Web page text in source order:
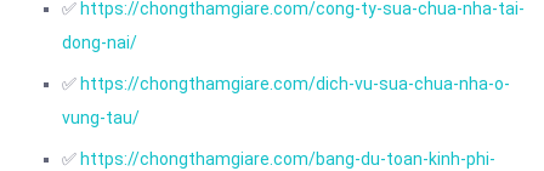
✅ https://chongthamgiare.com/cong-ty-sua-chua-nha-tai-
dong-nai/
✅ https://chongthamgiare.com/dich-vu-sua-chua-nha-o-
vung-tau/
✅ https://chongthamgiare.com/bang-du-toan-kinh-phi-